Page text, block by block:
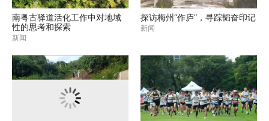
南粤古驿道活化工作中对地域
性的思考和探索
新闻
探访梅州“作庐”，寻踪韬奋印记
新闻